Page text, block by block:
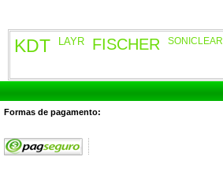
KDT LAYR FISCHER SONICLEAR
Formas de pagamento: